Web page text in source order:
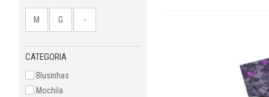
M G -
CATEGORIA
Blusinhas
Mochila